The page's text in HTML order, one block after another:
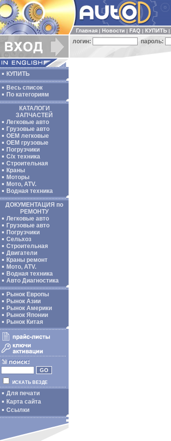
Главная Новости FAQ КУПИТЬ
логин: пароль:
КУПИТЬ
Весь список
По категориям
КАТАЛОГИ
ЗАПЧАСТЕЙ
Легковые авто
Грузовые авто
ОЕМ легковые
OEM грузовые
Погрузчики
С/х техника
Строительная
Краны
Моторы
Мото, ATV.
Водная техника
ДОКУМЕНТАЦИЯ по
РЕМОНТУ
Легковые авто
Грузовые авто
Погрузчики
Сельхоз
Строительная
Двигатели
Краны ремонт
Мото, ATV.
Водная техника
Авто Диагностика
Рынок Европы
Рынок Азии
Рынок Америки
Рынок Японии
Рынок Китая
ИСКАТЬ ВЕЗДЕ
Для печати
Карта сайта
Ссылки